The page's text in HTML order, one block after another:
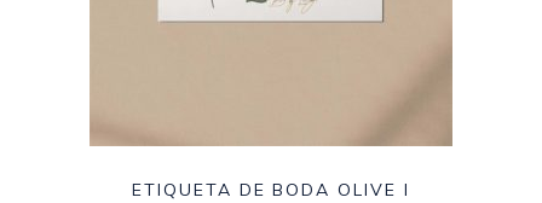
ETIQUETA DE BODA OLIVE I